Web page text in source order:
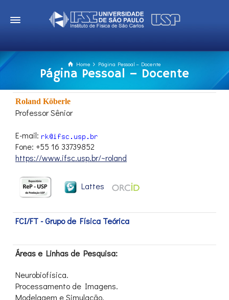
Home Página Pessoal – Docente
Página Pessoal – Docente
Roland Köberle
Professor Sênior
E-mail:
Fone: +55 16 33739852
https://www.ifsc.usp.br/~roland
Lattes
FCI/FT - Grupo de Física Teórica
Áreas e Linhas de Pesquisa:
Neurobiofísica.
Processamento de Imagens.
Modelagem e Simulação.